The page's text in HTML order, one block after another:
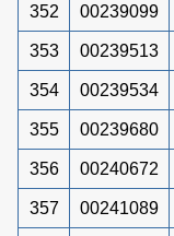
352 00239099
353 00239513
354 00239534
355 00239680
356 00240672
357 00241089